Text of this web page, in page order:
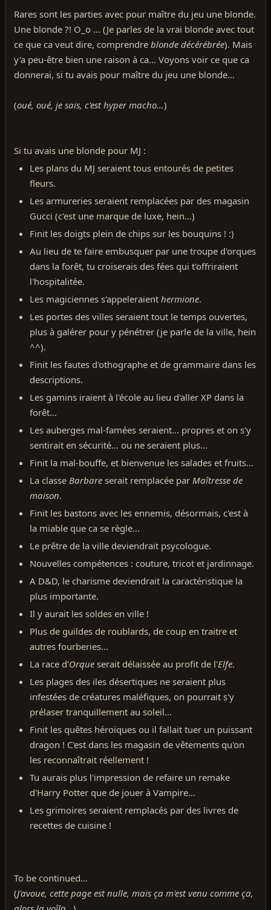
Rares sont les parties avec pour maître du jeu une blonde.
Une blonde ?! O_o ... (Je parles de la vrai blonde avec tout
ce que ca veut dire, comprendre blonde décérébrée). Mais
y'a peu-être bien une raison à ca... Voyons voir ce que ca
donnerai, si tu avais pour maître du jeu une blonde...
(oué, oué, je sais, c'est hyper macho...)
Si tu avais une blonde pour MJ :
Les plans du MJ seraient tous entourés de petites
fleurs.
Les armureries seraient remplacées par des magasin
Gucci (c'est une marque de luxe, hein...)
Finit les doigts plein de chips sur les bouquins ! :)
Au lieu de te faire embusquer par une troupe d'orques
dans la forêt, tu croiserais des fées qui t'offriraient
l'hospitalitée.
Les magiciennes s'appeleraient hermione.
Les portes des villes seraient tout le temps ouvertes,
plus à galérer pour y pénétrer (je parle de la ville, hein
^^).
Finit les fautes d'othographe et de grammaire dans les
descriptions.
Les gamins iraient à l'école au lieu d'aller XP dans la
forêt...
Les auberges mal-famées seraient... propres et on s'y
sentirait en sécurité... ou ne seraient plus...
Finit la mal-bouffe, et bienvenue les salades et fruits...
La classe Barbare serait remplacée par Maîtresse de
maison.
Finit les bastons avec les ennemis, désormais, c'est à
la miable que ca se règle...
Le prêtre de la ville deviendrait psycologue.
Nouvelles compétences : couture, tricot et jardinnage.
A D&D, le charisme deviendrait la caractéristique la
plus importante.
Il y aurait les soldes en ville !
Plus de guildes de roublards, de coup en traitre et
autres fourberies...
La race d'Orque serait délaissée au profit de l'Elfe.
Les plages des iles désertiques ne seraient plus
infestées de créatures maléfiques, on pourrait s'y
prélaser tranquillement au soleil...
Finit les quêtes héroïques ou il fallait tuer un puissant
dragon ! C'est dans les magasin de vêtements qu'on
les reconnaîtrait réellement !
Tu aurais plus l'impression de refaire un remake
d'Harry Potter que de jouer à Vampire...
Les grimoires seraient remplacés par des livres de
recettes de cuisine !
To be continued...
(J'avoue, cette page est nulle, mais ça m'est venu comme ça,